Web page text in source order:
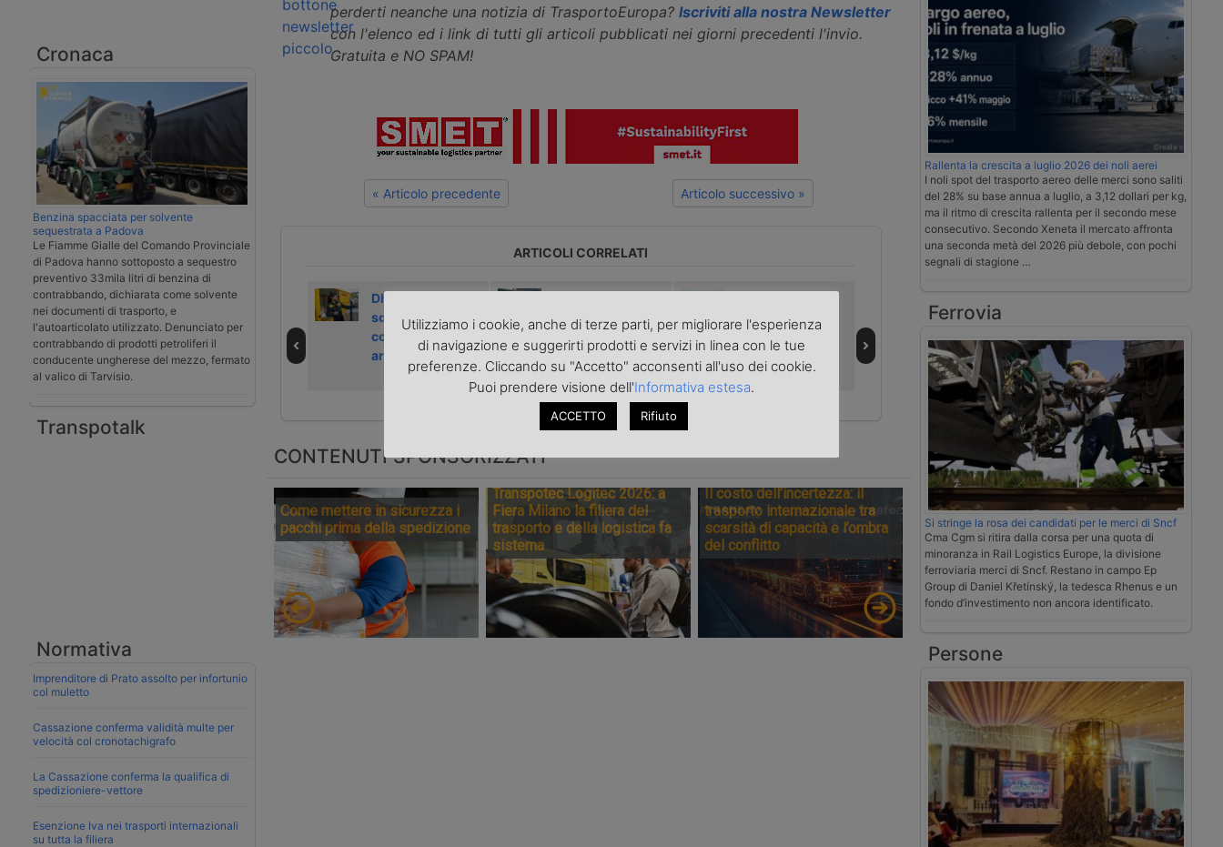
Cronaca
Benzina spacciata per solvente
sequestrata a Padova
Le Fiamme Gialle del Comando Provinciale
di Padova hanno sottoposto a sequestro
preventivo 33mila litri di benzina di
contrabbando, dichiarata come solvente
nei documenti di trasporto, e
l'autoarticolato utilizzato. Denunciato per
contrabbando di prodotti petroliferi il
conducente ungherese del mezzo, fermato
al valico di Tarvisio.
Transpotalk
Normativa
Imprenditore di Prato assolto per infortunio
col muletto
Cassazione conferma validità multe per
velocità col cronotachigrafo
La Cassazione conferma la qualifica di
spedizioniere-vettore
Esenzione Iva nei trasporti internazionali
su tutta la filiera
perderti neanche una notizia di TrasportoEuropa? Iscriviti alla nostra Newsletter
con l'elenco ed i link di tutti gli articoli pubblicati nei giorni precedenti l'invio.
Gratuita e NO SPAM!
« Articolo precedente Articolo successivo »
ARTICOLI CORRELATI
Nasce fra Trieste
e Villach il primo
corridoio
doganale
internazionale
Corridoio veloce
container dalla
Spezia a
Dhl semplifica lo
sdoganamento
con intelligenza
artificiale
micro-spedizioni
che entreranno in
Europa
al Fast Corridor
italiano
sanzioni relative
141/2024
Gipieffe
Spedizioni
CONTENUTI SPONSORIZZATI
Come mettere in sicurezza i
pacchi prima della spedizione
Transpotec Logitec 2026: a
Fiera Milano la filiera del
trasporto e della logistica fa
sistema
Il costo dell’incertezza: il
trasporto internazionale tra
scarsità di capacità e l’ombra
del conflitto
Rallenta la crescita a luglio 2026 dei noli aerei
I noli spot del trasporto aereo delle merci sono saliti
del 28% su base annua a luglio, a 3,12 dollari per kg,
ma il ritmo di crescita rallenta per il secondo mese
consecutivo. Secondo Xeneta il mercato affronta
una seconda metà del 2026 più debole, con pochi
segnali di stagione …
Ferrovia
Si stringe la rosa dei candidati per le merci di Sncf
Cma Cgm si ritira dalla corsa per una quota di
minoranza in Rail Logistics Europe, la divisione
ferroviaria merci di Sncf. Restano in campo Ep
Group di Daniel Křetínský, la tedesca Rhenus e un
fondo d’investimento non ancora identificato.
Persone
Utilizziamo i cookie, anche di terze parti, per migliorare l'esperienza
di navigazione e suggerirti prodotti e servizi in linea con le tue
preferenze. Cliccando su "Accetto" acconsenti all'uso dei cookie.
Puoi prendere visione dell'Informativa estesa.
ACCETTO Rifiuto